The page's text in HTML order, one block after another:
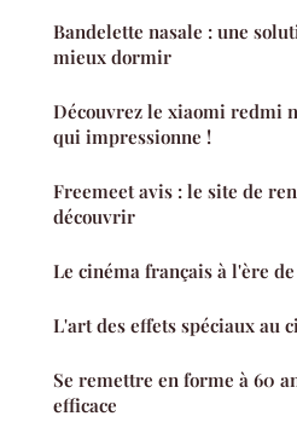
Bandelette nasale : une
mieux dormir
Découvrez le xiaomi redmi
qui impressionne !
Freemeet avis : le site de
découvrir
Le cinéma français à l'ère
L'art des effets spéciaux au
Se remettre en forme à 60
efficace